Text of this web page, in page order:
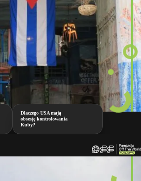
Dlaczego USA mają
obsesję kontrolowania
Kuby?